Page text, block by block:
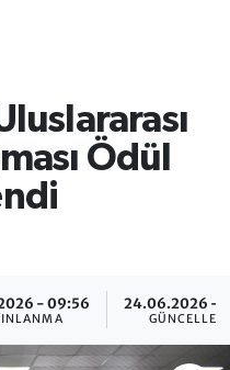
Ödül
- 09:56 24.06.2026 -
ve Fikstür